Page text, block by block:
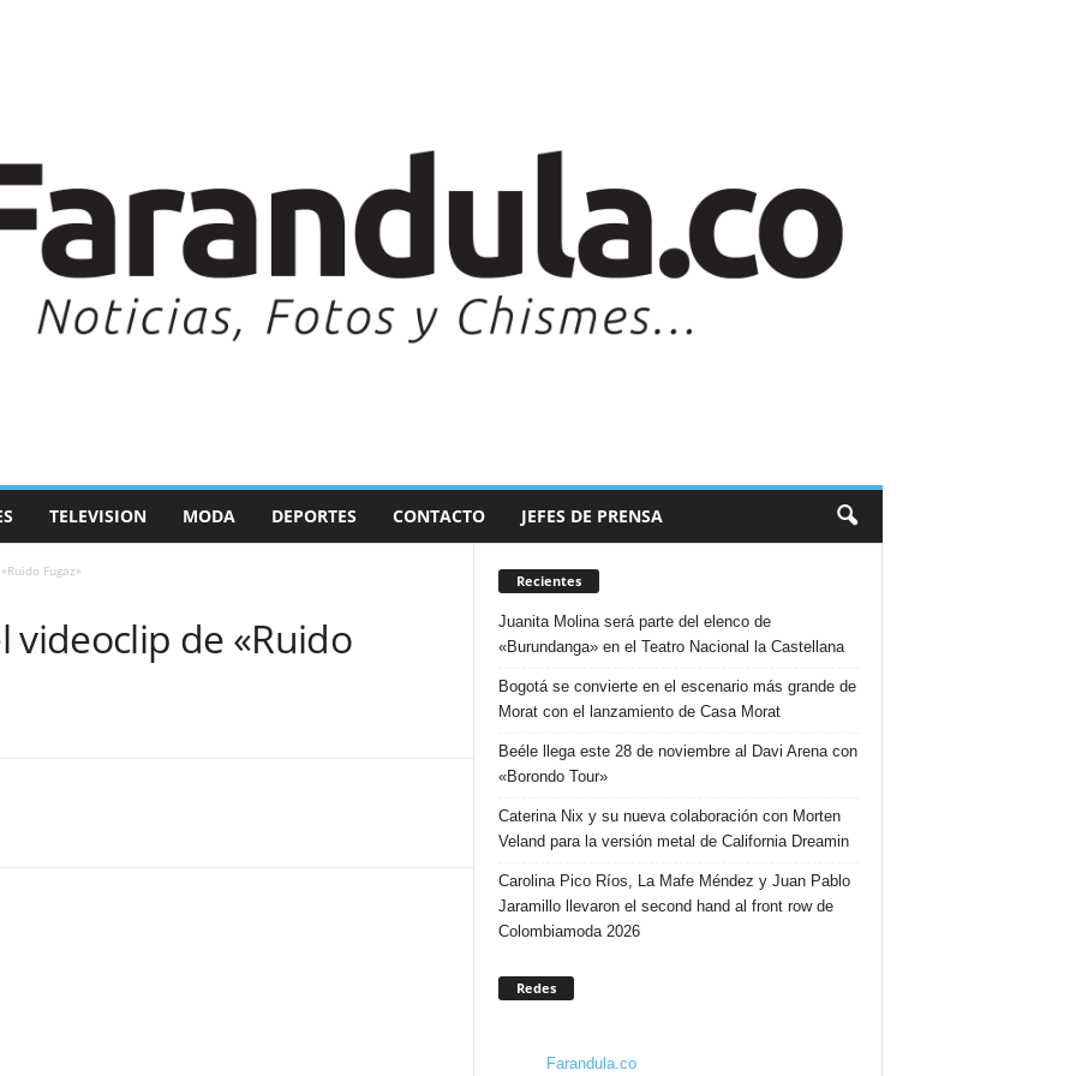
TELEVISION MODA DEPORTES CONTACTO JEFES DE PRENSA
Fugaz»
videoclip de «Ruido
Recientes
Juanita Molina será parte del elenco de
«Burundanga» en el Teatro Nacional la Castellana
Bogotá se convierte en el escenario más grande de
Morat con el lanzamiento de Casa Morat
Beéle llega este 28 de noviembre al Davi Arena con
«Borondo Tour»
Caterina Nix y su nueva colaboración con Morten
Veland para la versión metal de California Dreamin
Carolina Pico Ríos, La Mafe Méndez y Juan Pablo
Jaramillo llevaron el second hand al front row de
Colombiamoda 2026
Redes
Farandula.co